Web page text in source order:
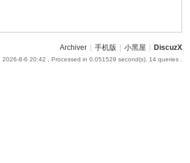
Archiver 手机版 小黑屋 DiscuzX
2026-8-6 20:42 , Processed in 0.051529 second(s), 14 queries .